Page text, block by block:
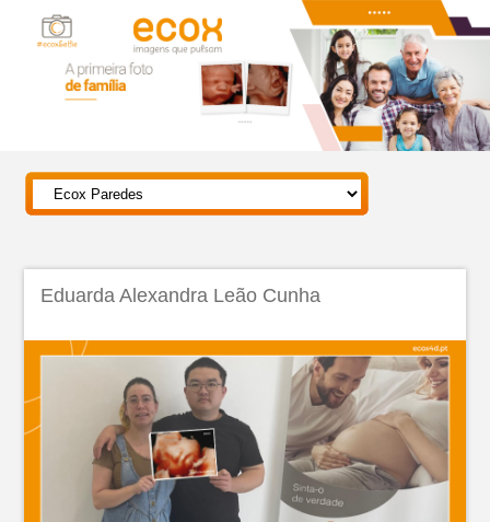
Eduarda Alexandra Leão Cunha